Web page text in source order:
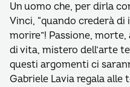
Un uomo che, per dirla
Vinci, “quando crederà di
morire”! Passione,
di vita, mistero dell’arte
questi argomenti ci
Gabriele Lavia regala alle